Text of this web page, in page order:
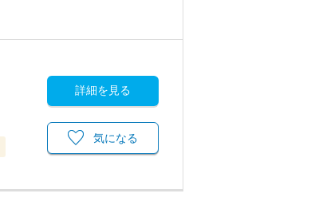
詳細を見る
気になる